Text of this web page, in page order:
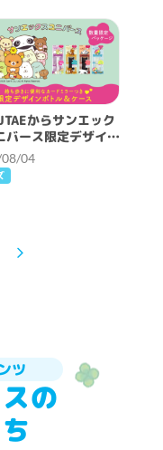
からサンエック
バース限定デザイン
04
ツ
の